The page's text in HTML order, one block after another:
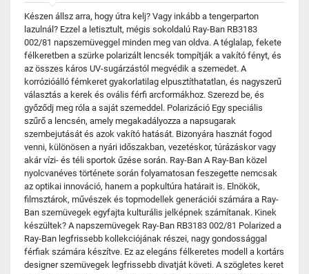
Készen állsz arra, hogy útra kelj? Vagy inkább a tengerparton
lazulnál? Ezzel a letisztult, mégis sokoldalú Ray-Ban RB3183
002/81 napszemüveggel minden meg van oldva. A téglalap, fekete
félkeretben a szürke polarizált lencsék tompítják a vakító fényt, és
az összes káros UV-sugárzástól megvédik a szemedet. A
korrózióálló fémkeret gyakorlatilag elpusztíthatatlan, és nagyszerű
választás a kerek és ovális férfi arcformákhoz. Szerezd be, és
győződj meg róla a saját szemeddel. Polarizáció Egy speciális
szűrő a lencsén, amely megakadályozza a napsugarak
szembejutását és azok vakító hatását. Bizonyára hasznát fogod
venni, különösen a nyári időszakban, vezetéskor, túrázáskor vagy
akár vízi- és téli sportok űzése során. Ray-Ban A Ray-Ban közel
nyolcvanéves története során folyamatosan feszegette nemcsak
az optikai innováció, hanem a popkultúra határait is. Elnökök,
filmsztárok, művészek és topmodellek generációi számára a Ray-
Ban szemüvegek egyfajta kulturális jelképnek számítanak. Kinek
készültek? A napszemüvegek Ray-Ban RB3183 002/81 Polarized a
Ray-Ban legfrissebb kollekciójának részei, nagy gondossággal
férfiak számára készítve. Ez az elegáns félkeretes modell a kortárs
designer szemüvegek legfrissebb divatját követi. A szögletes keret